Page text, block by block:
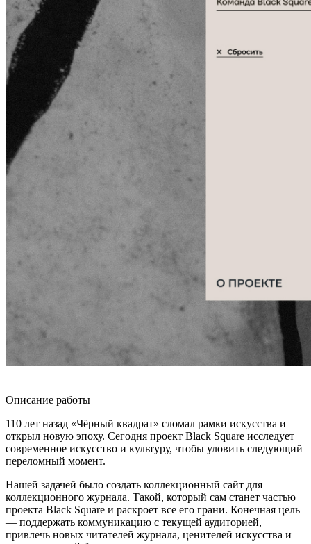
Описание работы
110 лет назад «Чёрный квадрат» сломал рамки искусства и
открыл новую эпоху. Сегодня проект Black Square исследует
современное искусство и культуру, чтобы уловить следующий
переломный момент.
Нашей задачей было создать коллекционный сайт для
коллекционного журнала. Такой, который сам станет частью
проекта Black Square и раскроет все его грани. Конечная цель
— поддержать коммуникацию с текущей аудиторией,
привлечь новых читателей журнала, ценителей искусства и